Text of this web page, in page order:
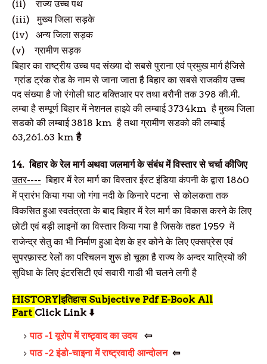
(ii)
राज्य उच्च पथ
(iii)
मुख्य जिला सड़के
(iv)
अन्य जिला सड़क
(v)
ग्रामीण सड़क
बिहार का राष्ट्रीय उच्च पद संख्या दो सबसे पुराना एवं प्रमुख मार्ग हैजिसे
ग्रांड ट्रंक रोड के नाम से जाना जाता है बिहार का सबसे राजकीय उच्च
पद संख्या है जो रंगोली घाट बक्तिआर पर तथा बरौनी तक 398 की.मी.
लम्बा है सम्पूर्ण बिहार में नेशनल हाइवे की लम्बाई 3734km है मुख्य जिला
सडको की लम्बाई 3818 km है तथा ग्रामीण सडको की लम्बाई
63,261.63 km है
14. बिहार के रेल मार्गअथवा जलमार्ग के संबंध में विस्तार से चर्चा कीजिए
उतर---- बिहार में रेल मार्ग का विस्तार ईस्ट इंडिया कंपनी के द्वारा 1860
में प्रारंभ किया गया जो गंगा नदी के किनारे पटना से कोलकता तक
विकसित हुआ स्वतंत्रता के बाद बिहार में रेल मार्ग का विकास करने के लिए
छोटी एवं बड़ी लाइनों का विस्तार किया गया है जिसके तहत 1959 में
राजेन्द्र सेतु का भी निर्माण हुआ देश केहर कोने के लिए एक्सप्रेस एवं
सुपरफ़ास्ट रेलों का परिचलन शुरू हो चूका है राज्य के अन्दर यात्रियों की
सुविधा के लिए इंटरसिटी एवं सवारी गाडी भी चलने लगी है
HISTORY|इतिहास Subjective Pdf E-Book All
Part Click Link ⬇️
पाठ -1यूरोप में राष्ट्र्वाद का उदय ⇦
पाठ -2इंडो-चाइना में राष्ट्रवादी आन्दोलन ⇦